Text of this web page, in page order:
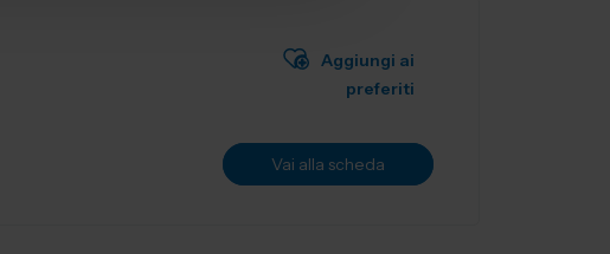
Aggiungi ai
preferiti
Vai alla scheda